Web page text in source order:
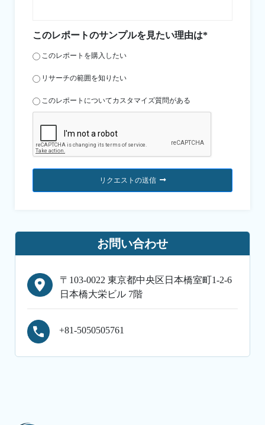
このレポートのサンプルを見たい理由は*
このレポートを購入したい
リサーチの範囲を知りたい
このレポートについてカスタマイズ質問がある
リクエストの送信
お問い合わせ
〒103-0022 東京都中央区日本橋室町1-2-6
日本橋大栄ビル 7階
+81-5050505761